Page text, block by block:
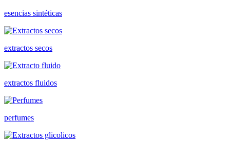
esencias sintéticas
extractos secos
extractos fluidos
perfumes